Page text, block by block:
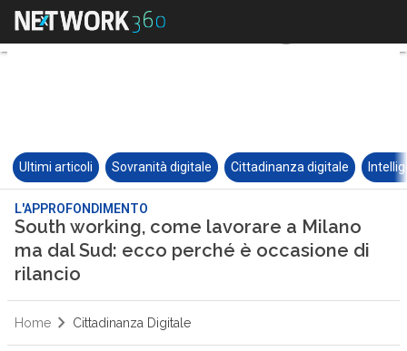
Ultimi articoli Sovranità digitale Cittadinanza digitale
L'APPROFONDIMENTO
South working, come lavorare a Milano
ma dal Sud: ecco perché è occasione di
rilancio
Home Cittadinanza Digitale